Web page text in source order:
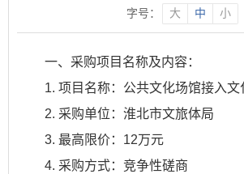
字号：
大 中 小
一、采购项目名称及内容：
1. 项目名称：公共文化场馆接入
2. 采购单位：淮北市文旅体局
3. 最高限价：12万元
4. 采购方式：竞争性磋商